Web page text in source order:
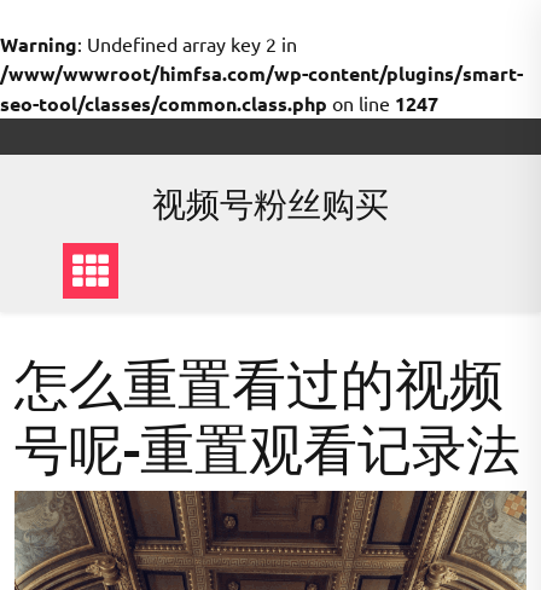
Warning: Undefined array key 2 in
/www/wwwroot/himfsa.com/wp-content/plugins/smart-
seo-tool/classes/common.class.php on line 1247
to
视频号粉丝购买
怎么重置看过的视频
号呢-重置观看记录法